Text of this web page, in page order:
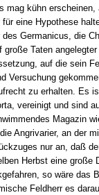
mag kühn
für eine Hypothese
des Germanicus, die
große Taten
auf die sein
Versuchung
zu erhalten. Es
vereinigt und sind
Magazin
Angrivarier, an der
nur an, daß
Herbst eine große
so wäre das
Feldherr es